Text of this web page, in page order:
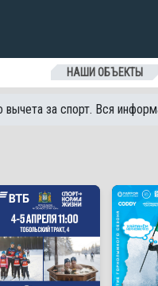
НАШИ ОБЪЕКТЫ
вычета за спорт. Вся